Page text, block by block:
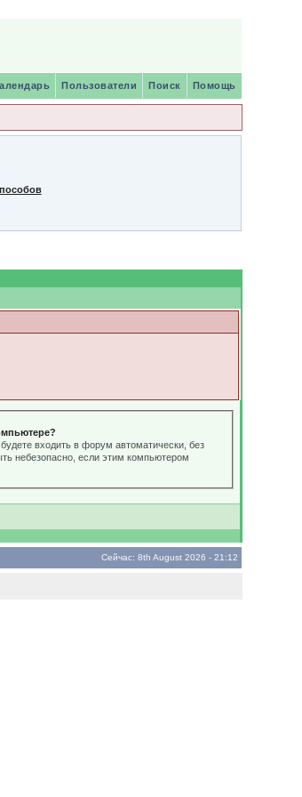
Помощь
Поиск
Пользователи
входить в форум автоматически, без
небезопасно, если этим компьютером
Сейчас: 8th August 2026 - 21:12